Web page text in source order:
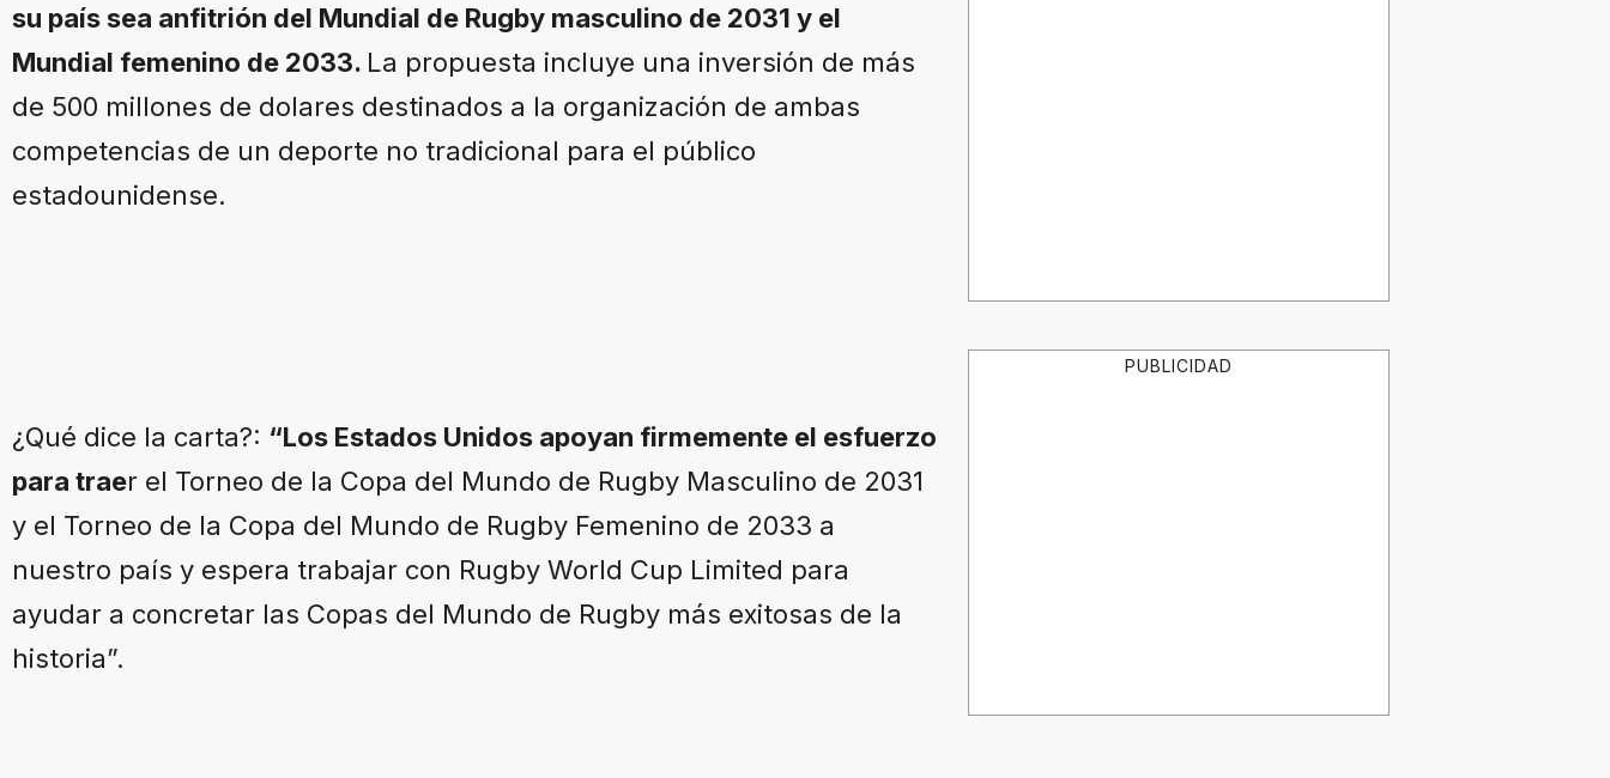
su país sea anfitrión del Mundial de Rugby masculino de 2031 y el
Mundial femenino de 2033. La propuesta incluye una inversión de más
de 500 millones de dolares destinados a la organización de ambas
competencias de un deporte no tradicional para el público
estadounidense.
¿Qué dice la carta?: “Los Estados Unidos apoyan firmemente el esfuerzo
para traer el Torneo de la Copa del Mundo de Rugby Masculino de 2031
y el Torneo de la Copa del Mundo de Rugby Femenino de 2033 a
nuestro país y espera trabajar con Rugby World Cup Limited para
ayudar a concretar las Copas del Mundo de Rugby más exitosas de la
historia”.
PUBLICIDAD